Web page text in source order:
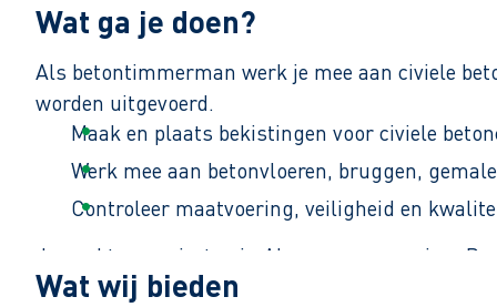
Wat ga je doen?
Als betontimmerman werk je mee aan civiele
worden uitgevoerd.
Maak en plaats bekistingen voor civiele
Werk mee aan betonvloeren, bruggen,
Controleer maatvoering, veiligheid en
Je werkt op projecten in Almere en omgeving.
Je werkt samen met vakmensen die weten wat
Wat wij bieden